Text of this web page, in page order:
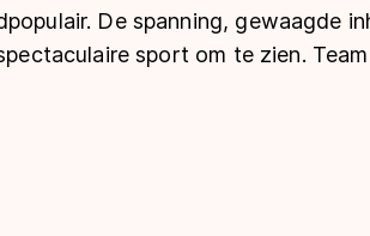
De spanning, gewaagde
sport om te zien.